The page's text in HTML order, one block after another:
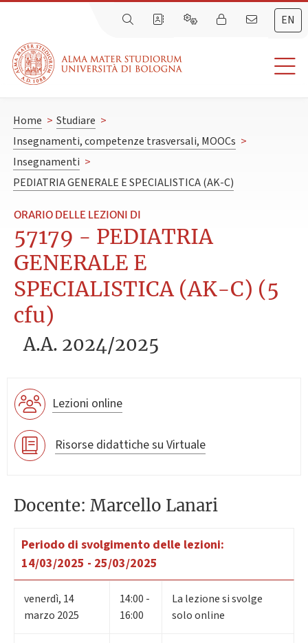
EN
Home > Studiare >
Insegnamenti, competenze trasversali, MOOCs >
Insegnamenti >
PEDIATRIA GENERALE E SPECIALISTICA (AK-C)
ORARIO DELLE LEZIONI DI
57179 - PEDIATRIA
GENERALE E
SPECIALISTICA (AK-C) (5
cfu)
A.A. 2024/2025
Lezioni online
Risorse didattiche su Virtuale
Docente: Marcello Lanari
Periodo di svolgimento delle lezioni:
14/03/2025 - 25/03/2025
venerdì, 14
marzo 2025
14:00 -
16:00
La lezione si svolge
solo online